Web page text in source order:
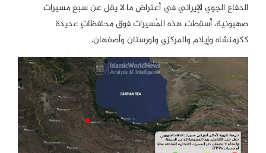
الدفاع الجوي الإيراني في أعتراض ما لا يقل عن سبع مسيرات
صهيونية، أُسقِطت هذه المُسيرات فوق محافظاتٍ عديدة
ككرمنشاه وإيلام والمركزي ولورستان وأصفهان.